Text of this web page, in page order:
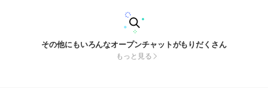
その他にもいろんなオープンチャットがもりだくさん
もっと見る